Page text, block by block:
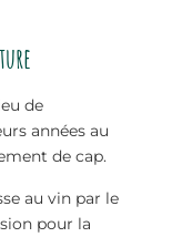
de
années au
de cap.
au vin par le
pour la